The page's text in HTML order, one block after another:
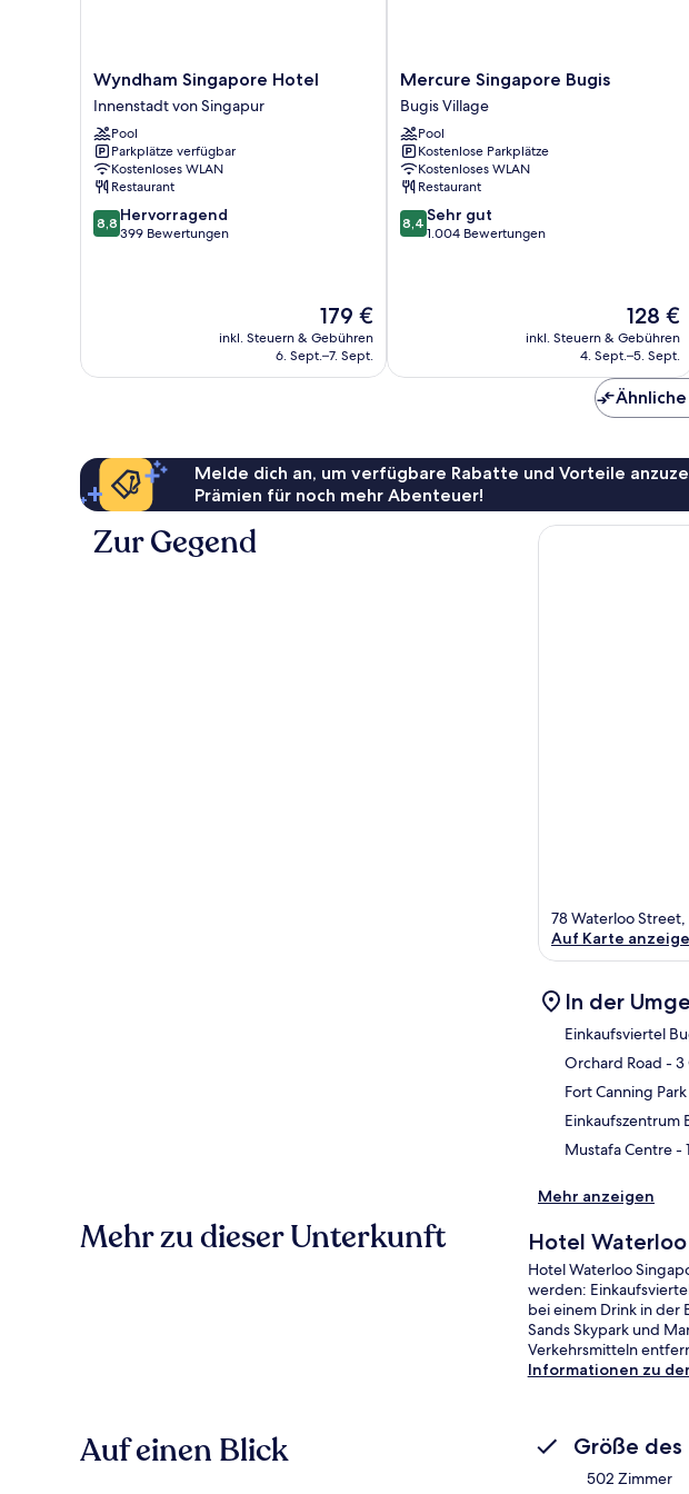
Wyndham
Singapore
Hotel
Innenstadt
von
Singapur
Wyndham Singapore Hotel
Innenstadt von Singapur
Pool
Parkplätze verfügbar
Kostenloses WLAN
Restaurant
8.8
von
8,8 Hervorragend
399 Bewertungen
Der
Preis
beträgt
179 €
inkl. Steuern & Gebühren
6. Sept.–7. Sept.
Mercure
Singapore
Bugis
Bugis
Village
Mercure Singapore Bugis
Bugis Village
Pool
Kostenlose Parkplätze
Kostenloses WLAN
Restaurant
8.4
von
8,4 Sehr gut
1.004 Bewertungen
Der
Preis
beträgt
128 €
inkl. Steuern & Gebühren
4. Sept.–5. Sept.
Melde dich an, um verfügbare Rabatte und Vorteile
Prämien für noch mehr Abenteuer!
Zur Gegend
78 Waterloo
Auf Karte
In der
Einkaufsviertel
Orchard Road - 3
Fort Canning Park
Einkaufszentrum
Mustafa Centre-
Mehr anzeigen
Mehr zu dieser Unterkunft Hotel
Hotel Waterloo
werden:
bei einem Drink in der
Sands Skypark und
Verkehrsmitteln
Informationen zu
Auf einen Blick Größe des
502 Zimmer